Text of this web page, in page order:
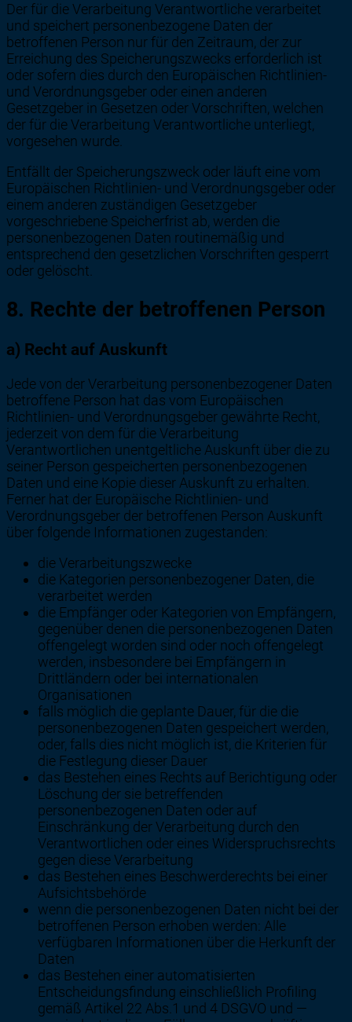
Der für die Verarbeitung Verantwortliche verarbeitet
und speichert personenbezogene Daten der
betroffenen Person nur für den Zeitraum, der zur
Erreichung des Speicherungszwecks erforderlich ist
oder sofern dies durch den Europäischen Richtlinien-
und Verordnungsgeber oder einen anderen
Gesetzgeber in Gesetzen oder Vorschriften, welchen
der für die Verarbeitung Verantwortliche unterliegt,
vorgesehen wurde.
Entfällt der Speicherungszweck oder läuft eine vom
Europäischen Richtlinien- und Verordnungsgeber oder
einem anderen zuständigen Gesetzgeber
vorgeschriebene Speicherfrist ab, werden die
personenbezogenen Daten routinemäßig und
entsprechend den gesetzlichen Vorschriften gesperrt
oder gelöscht.
8. Rechte der betroffenen Person
a) Recht auf Auskunft
Jede von der Verarbeitung personenbezogener Daten
betroffene Person hat das vom Europäischen
Richtlinien- und Verordnungsgeber gewährte Recht,
jederzeit von dem für die Verarbeitung
Verantwortlichen unentgeltliche Auskunft über die zu
seiner Person gespeicherten personenbezogenen
Daten und eine Kopie dieser Auskunft zu erhalten.
Ferner hat der Europäische Richtlinien- und
Verordnungsgeber der betroffenen Person Auskunft
über folgende Informationen zugestanden:
die Verarbeitungszwecke
die Kategorien personenbezogener Daten, die
verarbeitet werden
die Empfänger oder Kategorien von Empfängern,
gegenüber denen die personenbezogenen Daten
offengelegt worden sind oder noch offengelegt
werden, insbesondere bei Empfängern in
Drittländern oder bei internationalen
Organisationen
falls möglich die geplante Dauer, für die die
personenbezogenen Daten gespeichert werden,
oder, falls dies nicht möglich ist, die Kriterien für
die Festlegung dieser Dauer
das Bestehen eines Rechts auf Berichtigung oder
Löschung der sie betreffenden
personenbezogenen Daten oder auf
Einschränkung der Verarbeitung durch den
Verantwortlichen oder eines Widerspruchsrechts
gegen diese Verarbeitung
das Bestehen eines Beschwerderechts bei einer
Aufsichtsbehörde
wenn die personenbezogenen Daten nicht bei der
betroffenen Person erhoben werden: Alle
verfügbaren Informationen über die Herkunft der
Daten
das Bestehen einer automatisierten
Entscheidungsfindung einschließlich Profiling
gemäß Artikel 22 Abs.1 und 4 DSGVO und —